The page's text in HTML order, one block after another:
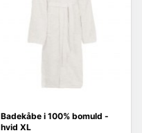
Badekåbe i 100% bomuld -
hvid XL